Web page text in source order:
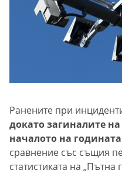
Ранените при
докато загиналите
началото на годината
сравнение със същия
статистиката на „Пътна